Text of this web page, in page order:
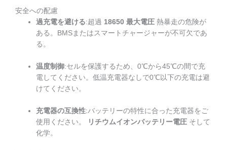
安全への配慮
過充電を避ける:超過 18650 最大電圧 熱暴走の危険が
ある。BMSまたはスマートチャージャーが不可欠であ
る。
温度制御:セルを保護するため、0℃から45℃の間で充
電してください。低温充電器なしで0℃以下の充電は避
けてください。
充電器の互換性:バッテリーの特性に合った充電器をご
使用ください。
リチウムイオンバッテリー電圧 そして
化学。